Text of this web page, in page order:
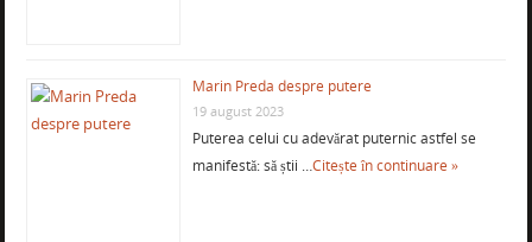
Marin Preda despre putere
19 august 2023
Puterea celui cu adevărat puternic astfel se
manifestă: să știi …Citește în continuare »